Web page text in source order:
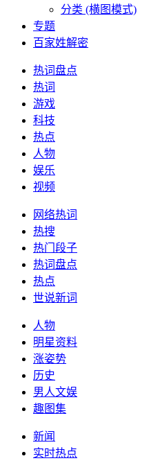
分类 (横图模式)
专题
百家姓解密
热词盘点
热词
游戏
科技
热点
人物
娱乐
视频
网络热词
热搜
热门段子
热词盘点
热点
世说新词
人物
明星资料
涨姿势
历史
男人文娱
趣图集
新闻
实时热点